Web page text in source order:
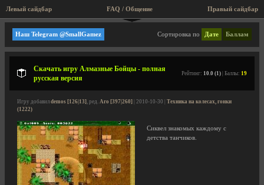
Левый сайдбар Правый сайдбар
FAQ / Общение
Техника на колесах, гонки
Сортировка по Дате Баллам
Наш Telegram @SmallGamez
Скачать игру Алмазные Бойцы - полная
русская версия
Рейтинг: 10.0 (1) | Баллы: 19
Игру добавил demos [126|13], ред. Aro [397|260] | 2010-10-30 | Техника на колесах, гонки
(1222)
Cиквел знакомых каждому с
детства танчиков.